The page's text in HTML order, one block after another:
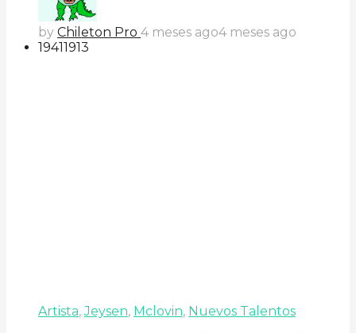
by Chileton Pro 4 meses ago4 meses ago
19411913
Artista,Jeysen, Mclovin, Nuevos Talentos